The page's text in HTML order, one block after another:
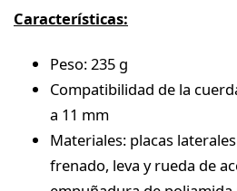
Características:
Peso: 235 g
Compatibilidad de la
a 11 mm
Materiales: placas
frenado, leva y rueda de